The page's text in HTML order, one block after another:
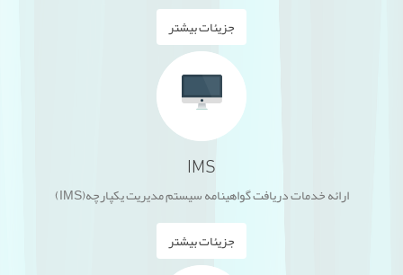
جزیئات بیشتر
IMS
ارائه خدمات دریافت گواهینامه سیستم مدیریت یکپارچه(IMS)
جزیئات بیشتر